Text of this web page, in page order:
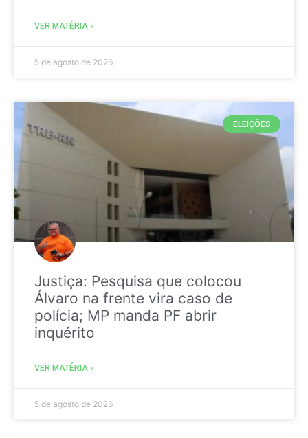
VER MATÉRIA »
5 de agosto de 2026
ELEIÇÕES
Justiça: Pesquisa que colocou
Álvaro na frente vira caso de
polícia; MP manda PF abrir
inquérito
VER MATÉRIA »
5 de agosto de 2026